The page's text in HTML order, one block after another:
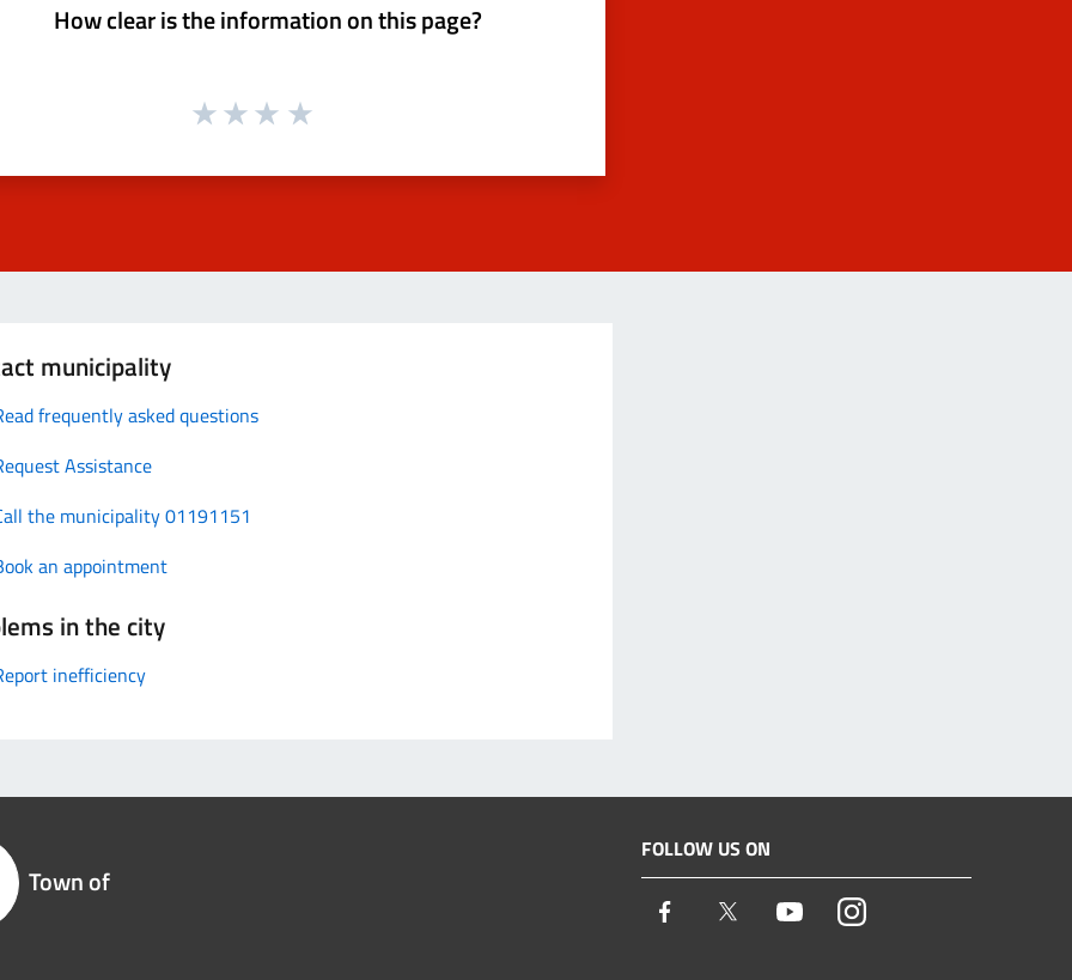
How clear is the information on this page?
municipality
frequently asked questions
Assistance
the municipality 01191151
an appointment
in the city
inefficiency
Town of
FOLLOW US ON
Facebook Twitter YoutubeInstagram